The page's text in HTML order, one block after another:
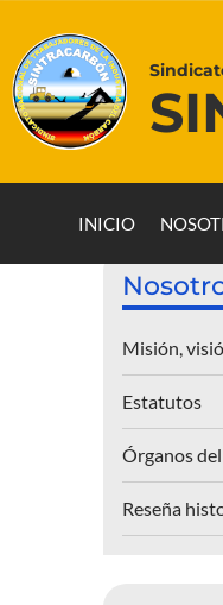
INICIO
Misión,
Estatutos
Órganos
Reseña